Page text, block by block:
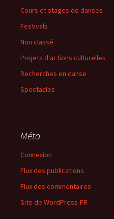
Cours et stages de danses
Festivals
Non classé
Projets d'actions culturelles
Recherches en danse
Spectacles
Méta
Connexion
Flux des publications
Flux des commentaires
Site de WordPress-FR